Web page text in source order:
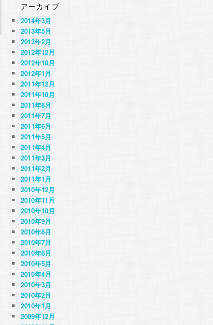
アーカイブ
2014年3月
2013年5月
2013年2月
2012年12月
2012年10月
2012年1月
2011年12月
2011年10月
2011年8月
2011年7月
2011年6月
2011年5月
2011年4月
2011年3月
2011年2月
2011年1月
2010年12月
2010年11月
2010年10月
2010年9月
2010年8月
2010年7月
2010年6月
2010年5月
2010年4月
2010年3月
2010年2月
2010年1月
2009年12月